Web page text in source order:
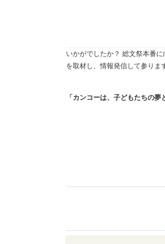
いかがでしたか？ 総文祭本番
を取材し、情報発信して参りま
「カンコーは、子どもたちの夢